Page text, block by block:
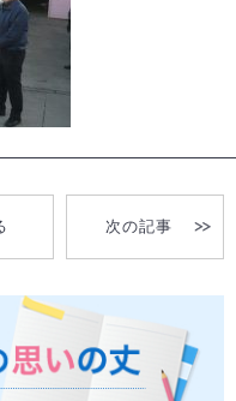
次の記事